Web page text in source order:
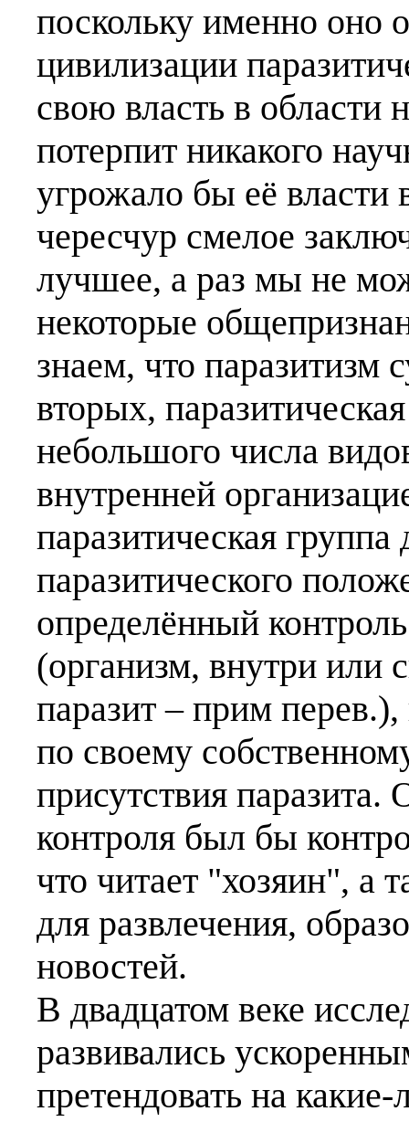
поскольку именно оно
цивилизации
свою власть в области
потерпит никакого
угрожало бы её
чересчур смелое
лучшее, а раз мы не
некоторые
знаем, что паразитизм
вторых,
небольшого числа
внутренней
паразитическая группа
паразитического
определённый
(организм, внутри или
паразит – прим
по своему
присутствия
контроля был бы
что читает "хозяин", а
для развлечения,
новостей.
В двадцатом веке
развивались
претендовать на